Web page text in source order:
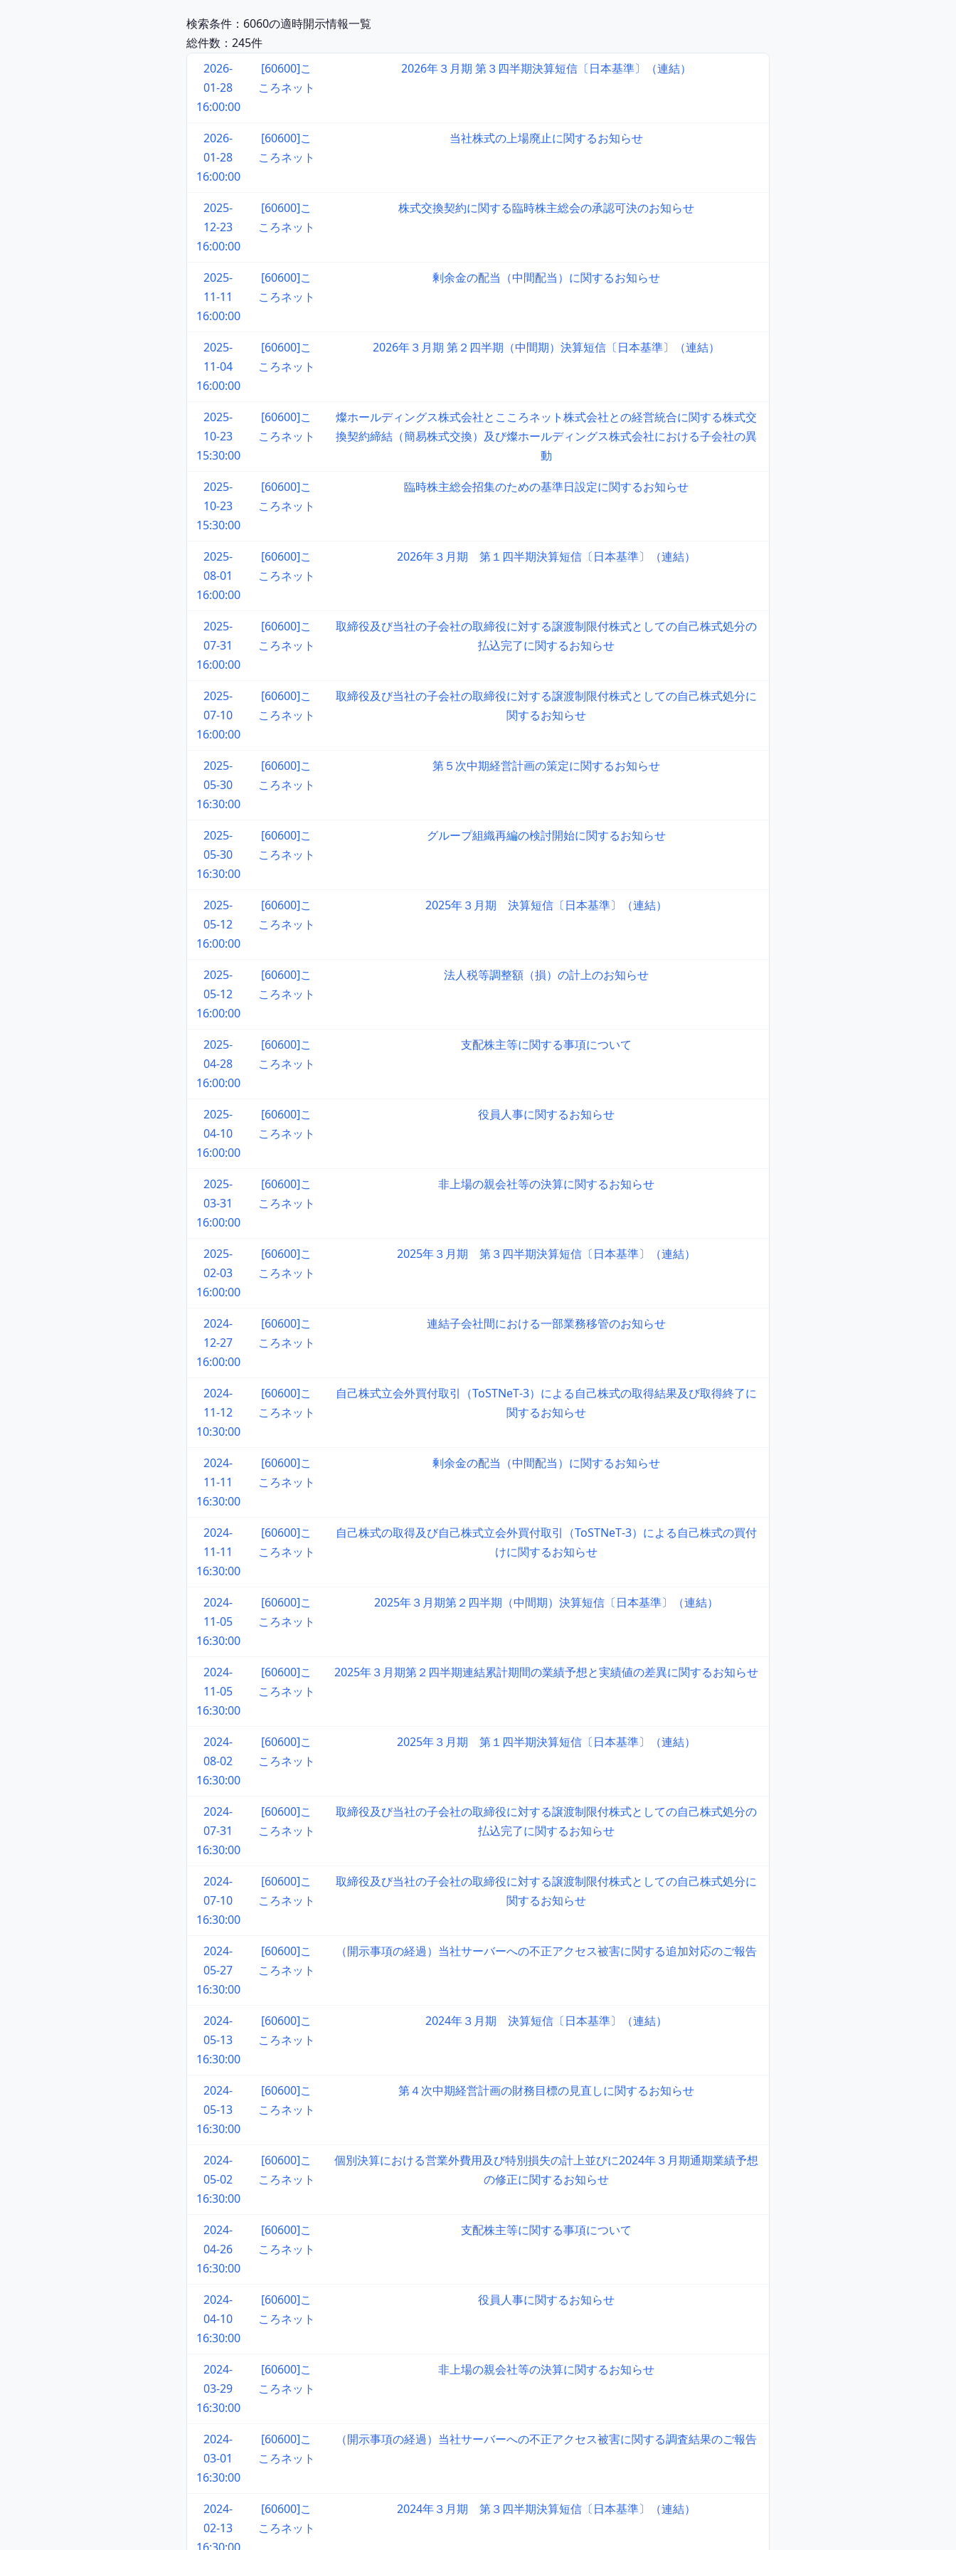
検索条件：6060の適時開示情報一覧
総件数：245件
2026-
01-28
16:00:00
[60600]こ
ころネット
2026年３月期 第３四半期決算短信〔日本基準〕（連結）
2026-
01-28
16:00:00
[60600]こ
ころネット
当社株式の上場廃止に関するお知らせ
2025-
12-23
16:00:00
[60600]こ
ころネット
株式交換契約に関する臨時株主総会の承認可決のお知らせ
2025-
11-11
16:00:00
[60600]こ
ころネット
剰余金の配当（中間配当）に関するお知らせ
2025-
11-04
16:00:00
[60600]こ
ころネット
2026年３月期 第２四半期（中間期）決算短信〔日本基準〕（連結）
2025-
10-23
15:30:00
[60600]こ
ころネット
燦ホールディングス株式会社とこころネット株式会社との経営統合に関する株式交
換契約締結（簡易株式交換）及び燦ホールディングス株式会社における子会社の異
動
2025-
10-23
15:30:00
[60600]こ
ころネット
臨時株主総会招集のための基準日設定に関するお知らせ
2025-
08-01
16:00:00
[60600]こ
ころネット
2026年３月期 第１四半期決算短信〔日本基準〕（連結）
2025-
07-31
16:00:00
[60600]こ
ころネット
取締役及び当社の子会社の取締役に対する譲渡制限付株式としての自己株式処分の
払込完了に関するお知らせ
2025-
07-10
16:00:00
[60600]こ
ころネット
取締役及び当社の子会社の取締役に対する譲渡制限付株式としての自己株式処分に
関するお知らせ
2025-
05-30
16:30:00
[60600]こ
ころネット
第５次中期経営計画の策定に関するお知らせ
2025-
05-30
16:30:00
[60600]こ
ころネット
グループ組織再編の検討開始に関するお知らせ
2025-
05-12
16:00:00
[60600]こ
ころネット
2025年３月期 決算短信〔日本基準〕（連結）
2025-
05-12
16:00:00
[60600]こ
ころネット
法人税等調整額（損）の計上のお知らせ
2025-
04-28
16:00:00
[60600]こ
ころネット
支配株主等に関する事項について
2025-
04-10
16:00:00
[60600]こ
ころネット
役員人事に関するお知らせ
2025-
03-31
16:00:00
[60600]こ
ころネット
非上場の親会社等の決算に関するお知らせ
2025-
02-03
16:00:00
[60600]こ
ころネット
2025年３月期 第３四半期決算短信〔日本基準〕（連結）
2024-
12-27
16:00:00
[60600]こ
ころネット
連結子会社間における一部業務移管のお知らせ
2024-
11-12
10:30:00
[60600]こ
ころネット
自己株式立会外買付取引（ToSTNeT‐3）による自己株式の取得結果及び取得終了に
関するお知らせ
2024-
11-11
16:30:00
[60600]こ
ころネット
剰余金の配当（中間配当）に関するお知らせ
2024-
11-11
16:30:00
[60600]こ
ころネット
自己株式の取得及び自己株式立会外買付取引（ToSTNeT‐3）による自己株式の買付
けに関するお知らせ
2024-
11-05
16:30:00
[60600]こ
ころネット
2025年３月期第２四半期（中間期）決算短信〔日本基準〕（連結）
2024-
11-05
16:30:00
[60600]こ
ころネット
2025年３月期第２四半期連結累計期間の業績予想と実績値の差異に関するお知らせ
2024-
08-02
16:30:00
[60600]こ
ころネット
2025年３月期 第１四半期決算短信〔日本基準〕（連結）
2024-
07-31
16:30:00
[60600]こ
ころネット
取締役及び当社の子会社の取締役に対する譲渡制限付株式としての自己株式処分の
払込完了に関するお知らせ
2024-
07-10
16:30:00
[60600]こ
ころネット
取締役及び当社の子会社の取締役に対する譲渡制限付株式としての自己株式処分に
関するお知らせ
2024-
05-27
16:30:00
[60600]こ
ころネット
（開示事項の経過）当社サーバーへの不正アクセス被害に関する追加対応のご報告
2024-
05-13
16:30:00
[60600]こ
ころネット
2024年３月期 決算短信〔日本基準〕（連結）
2024-
05-13
16:30:00
[60600]こ
ころネット
第４次中期経営計画の財務目標の見直しに関するお知らせ
2024-
05-02
16:30:00
[60600]こ
ころネット
個別決算における営業外費用及び特別損失の計上並びに2024年３月期通期業績予想
の修正に関するお知らせ
2024-
04-26
16:30:00
[60600]こ
ころネット
支配株主等に関する事項について
2024-
04-10
16:30:00
[60600]こ
ころネット
役員人事に関するお知らせ
2024-
03-29
16:30:00
[60600]こ
ころネット
非上場の親会社等の決算に関するお知らせ
2024-
03-01
16:30:00
[60600]こ
ころネット
（開示事項の経過）当社サーバーへの不正アクセス被害に関する調査結果のご報告
2024-
02-13
[60600]こ
ころネット
2024年３月期 第３四半期決算短信〔日本基準〕（連結）